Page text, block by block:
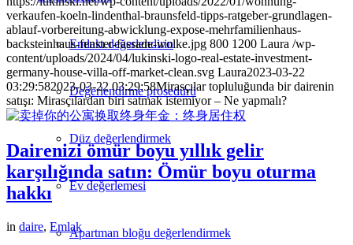
Emlakı değerlendirin
Değerlendirme prosedürü
Düz değerlendirmek
Ev değerlemesi
Apartman bloğu değerlendirmek
verkaufen-koeln-lindenthal-braunsfeld-tipps-ratgeber-grundlagen-
ablauf-vorbereitung-abwicklung-expose-mehrfamilienhaus-
backsteinhaus-fenster-fassade-wolke.jpg 800 1200 Laura /wp-
content/uploads/2024/04/lukinski-logo-real-estate-investment-
germany-house-villa-off-market-clean.svg Laura2023-03-22
03:29:582023-03-22 03:29:58Mirasçılar topluluğunda bir dairenin
satışı: Mirasçılardan biri satmak istemiyor – Ne yapmalı?
Dairenizi ömür boyu yıllık gelir
karşılığında satın: Ömür boyu oturma
hakkı
in daire, Emlak